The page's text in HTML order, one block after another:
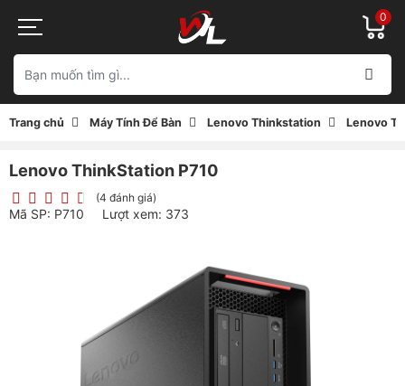
0
Trang chủ Máy Tính Để Bàn Lenovo Thinkstation Lenovo
Lenovo ThinkStation P710
(4 đánh giá)
Mã SP: P710 Lượt xem: 373